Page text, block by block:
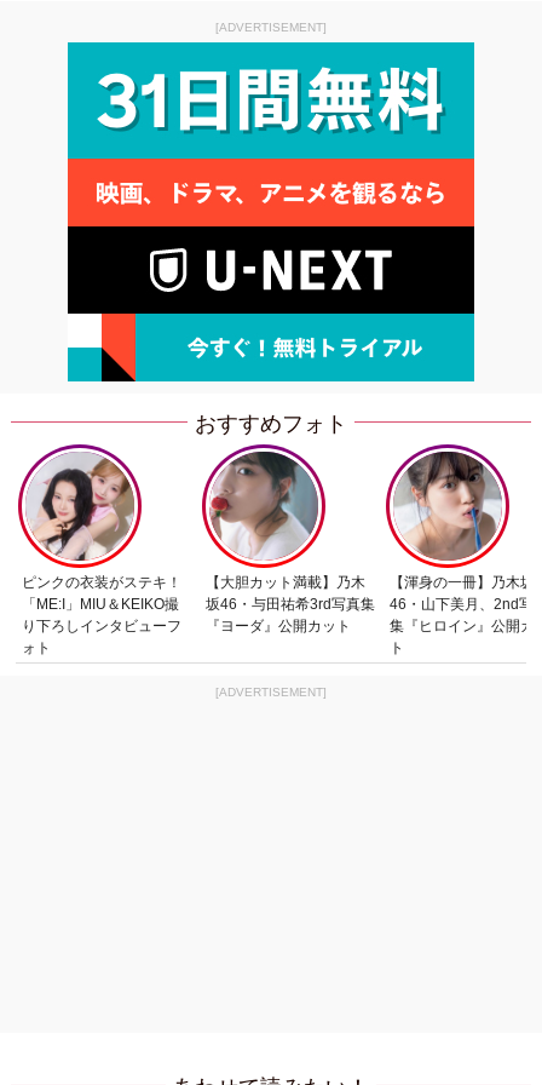
[ADVERTISEMENT]
おすすめフォト
ピンクの衣装がステキ！
「ME:I」MIU＆KEIKO撮
り下ろしインタビューフ
ォト
【大胆カット満載】乃木
坂46・与田祐希3rd写真集
『ヨーダ』公開カット
【渾身の一冊】乃木坂
46・山下美月、2nd写
集『ヒロイン』公開カ
ト
[ADVERTISEMENT]